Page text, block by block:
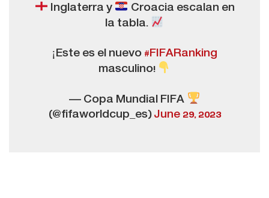
Inglaterra y
Croacia escalan en
la tabla.
¡Este es el nuevo #FIFARanking
masculino!
— Copa Mundial FIFA
(@fifaworldcup_es)June 29, 2023